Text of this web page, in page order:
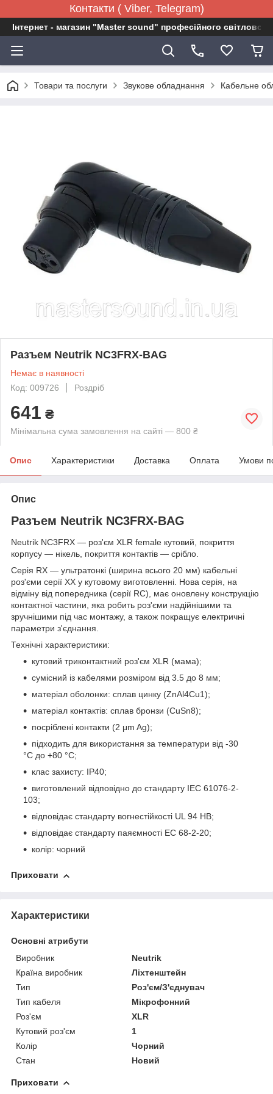
Контакти ( Viber, Telegram)
Інтернет - магазин "Master sound" професійного
Товари та послуги Звукове обладнання Кабельне
Разъем Neutrik NC3FRX-BAG
Немає в наявності
Код: 009726
Роздріб
641 ₴
Мінімальна сума замовлення на сайті — 800 ₴
Опис Характеристики Доставка Оплата Умови
Опис
Разъем Neutrik NC3FRX-BAG
Neutrik NC3FRX — роз'єм XLR female кутовий, покриття
корпусу — нікель, покриття контактів — срібло.
Серія RX — ультратонкі (ширина всього 20 мм) кабельні
роз'єми серії XX у кутовому виготовленні. Нова серія, на
відміну від попередника (серії RC), має оновлену конструкцію
контактної частини, яка робить роз'єми надійнішими та
зручнішими під час монтажу, а також покращує електричні
параметри з'єднання.
Технічні характеристики:
кутовий триконтактний роз'єм XLR (мама);
сумісний із кабелями розміром від 3.5 до 8 мм;
матеріал оболонки: сплав цинку (ZnAl4Cu1);
матеріал контактів: сплав бронзи (CuSn8);
посріблені контакти (2 μm Ag);
підходить для використання за температури від -30
°C до +80 °C;
клас захисту: IP40;
виготовлений відповідно до стандарту IEC 61076-2-
103;
відповідає стандарту вогнестійкості UL 94 HB;
відповідає стандарту паяємності EC 68-2-20;
колір: чорний
Приховати
Характеристики
Основні атрибути
Виробник
Neutrik
Країна виробник
Ліхтенштейн
Тип
Роз'єм/З'єднувач
Тип кабеля
Мікрофонний
Роз'єм
XLR
Кутовий роз'єм
1
Колір
Чорний
Стан
Новий
Приховати